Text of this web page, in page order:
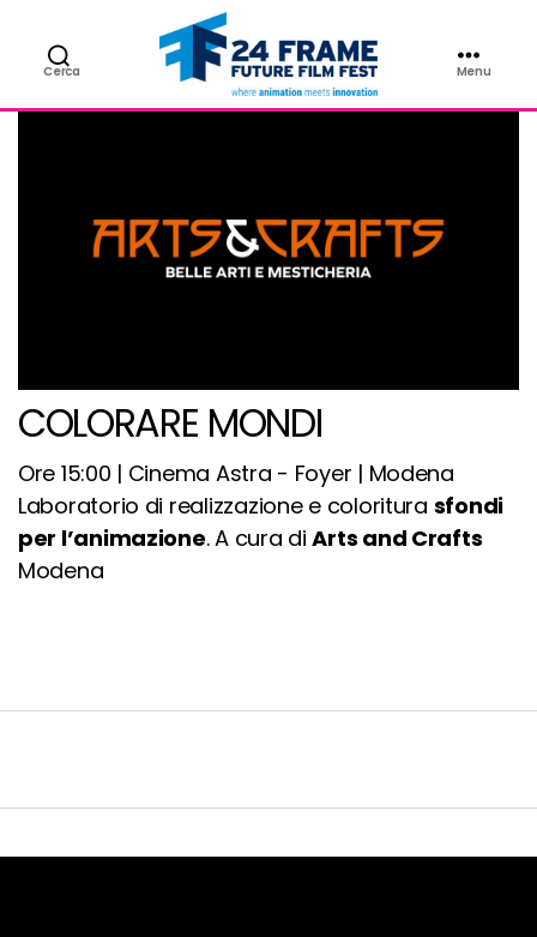
Cerca
24FRAME
Menu
COLORARE MONDI
Ore 15:00 | Cinema Astra - Foyer | Modena
Laboratorio di realizzazione e coloritura sfondi
per l’animazione. A cura diArts and Crafts
Modena